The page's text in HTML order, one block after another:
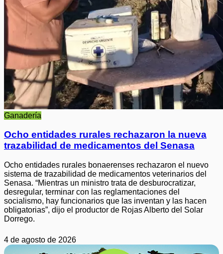
Ganadería
Ocho entidades rurales rechazaron la nueva
trazabilidad de medicamentos del Senasa
Ocho entidades rurales bonaerenses rechazaron el nuevo
sistema de trazabilidad de medicamentos veterinarios del
Senasa. “Mientras un ministro trata de desburocratizar,
desregular, terminar con las reglamentaciones del
socialismo, hay funcionarios que las inventan y las hacen
obligatorias”, dijo el productor de Rojas Alberto del Solar
Dorrego.
4 de agosto de 2026